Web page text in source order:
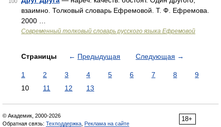
взаимно. Толковый словарь Ефремовой. Т. Ф. Ефремова.
2000 …
Современный толковый словарь русского языка Ефремовой
Страницы ← Предыдущая Следующая →
1 2 3 4 5 6 7 8
9
10
11 12 13
18+
© Академик, 2000-2026
Обратная связь: Техподдержка Реклама на сайте